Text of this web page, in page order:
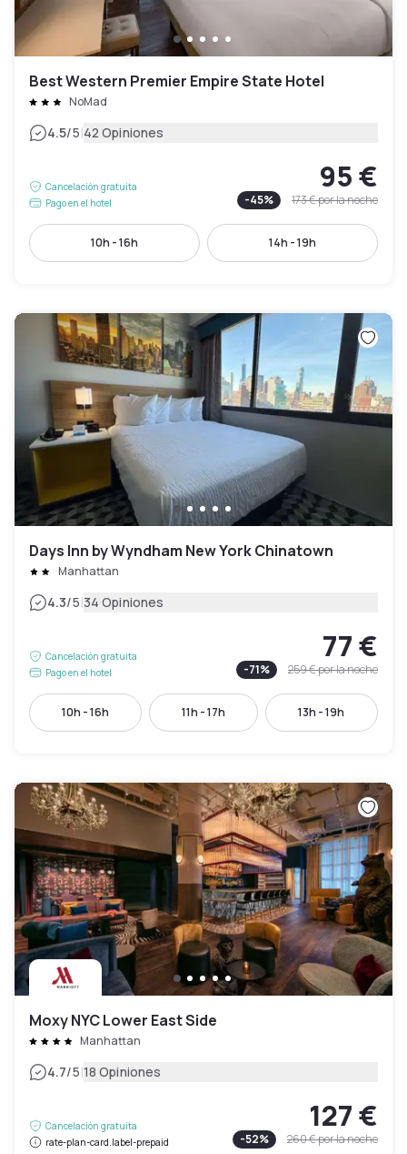
Best Western Premier Empire State Hotel
NoMad
4.5/5|42 Opiniones
Cancelación gratuita
Pago en el hotel
95 €
-45% 173 €por la noche
10h - 16h 14h - 19h
Days Inn by Wyndham New York Chinatown
Manhattan
4.3/5|34 Opiniones
Cancelación gratuita
Pago en el hotel
77 €
-71% 259 €por la noche
10h - 16h 11h - 17h 13h - 19h
Moxy NYC Lower East Side
Manhattan
4.7/5|18 Opiniones
Cancelación gratuita
rate-plan-card.label-prepaid
127 €
-52% 260 €por la noche